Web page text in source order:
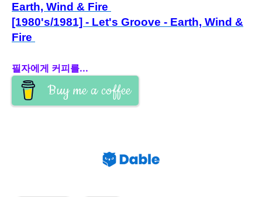
Earth, Wind & Fire
[1980's/1981] - Let's Groove - Earth, Wind &
Fire
필자에게 커피를...
Buy me a coffee